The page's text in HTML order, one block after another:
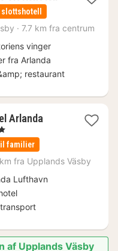
857
slottshotell
· 7.7 km fra centrum
vinger
fra Arlanda
restaurant
Arlanda
familier
fra Upplands Väsby
Lufthavn
af Upplands Väsby